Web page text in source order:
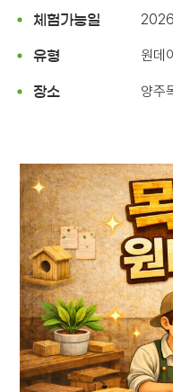
체험가능일
유형 원데
장소 양주